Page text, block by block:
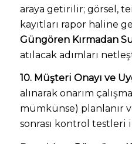
araya getirilir; görsel,
kayıtları rapor haline
Güngören Kırmadan
atılacak adımları
10. Müşteri Onayı ve
alınarak onarım
mümkünse) planlanır
sonrası kontrol testleri